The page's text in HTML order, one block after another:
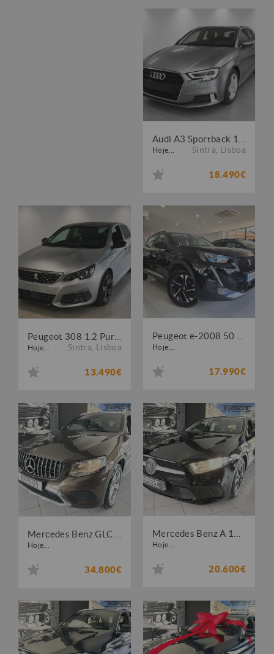
Hoje... Sintra Lisboa
18.490€
Hoje... Sintra Lisboa
13.490€
Hoje...
17.990€
Hoje...
34.800€
Hoje...
20.600€